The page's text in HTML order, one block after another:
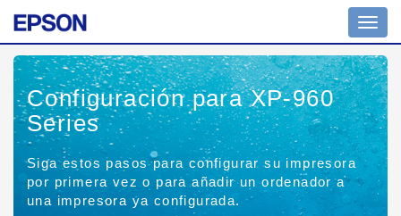
Configuración para XP-960
Series
Siga estos pasos para configurar su impresora
por primera vez o para añadir un ordenador a
una impresora ya configurada.